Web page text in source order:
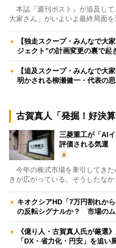
本誌『週刊ポスト』が追及し
大家さん」がいよいよ最終局面
【独走スクープ・みんなで大
ジェクト”の計画変更の裏で起
【追及スクープ・みんなで大
明かされる柳瀬健一・代表の
古賀真人「発掘！好決算
三菱重工が「AI
評価される気運
今年の株式市場を牽引してき
きが広がっている。そうしたな
キオクシアHD「7万円割れか
の反転シグナルか？ 市場の
《億り人・古賀真人氏が厳選
「DX・省力化・円安」を追い